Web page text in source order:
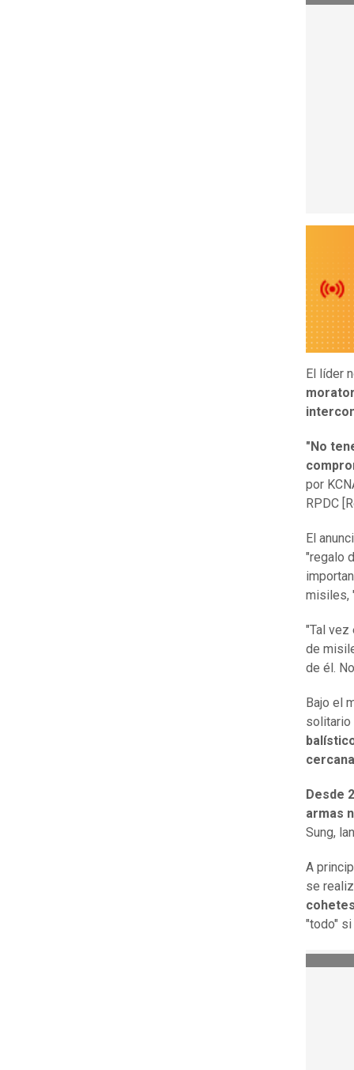
El líder
"No
por
RPDC
El
"regalo
misiles,
"Tal vez
de
de él.
Bajo el
solitario
Desde
armas
Sung,
A
se
"todo"